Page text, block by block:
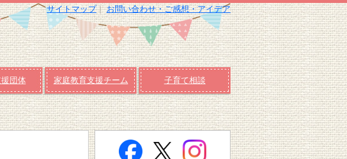
サイトマップ お問い合わせ・ご感想・アイデア
団体 家庭教育支援チーム 子育て相談